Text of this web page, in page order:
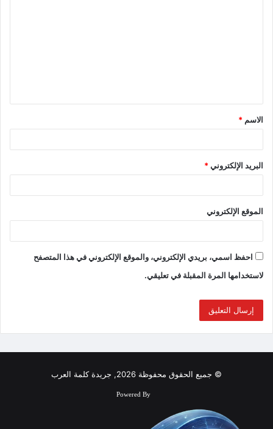
الاسم *
البريد الإلكتروني*
الموقع الإلكتروني
احفظ اسمي، بريدي الإلكتروني، والموقع الإلكتروني في هذا المتصفح
لاستخدامها المرة المقبلة في تعليقي.
© جميع الحقوق محفوظة 2026, جريدة كلمة العرب